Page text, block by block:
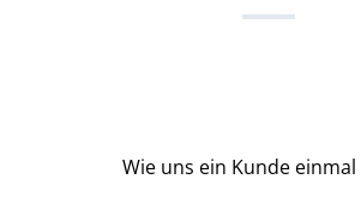
Wie uns ein Kunde einmal